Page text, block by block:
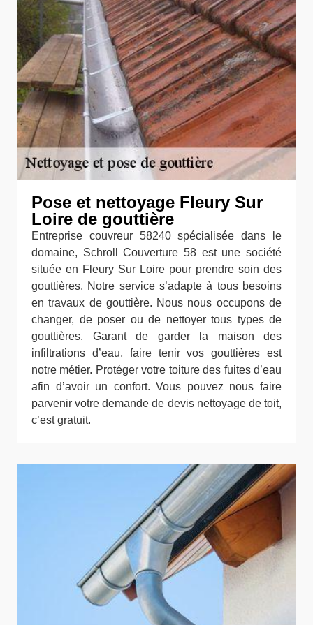
Pose et nettoyage Fleury Sur
Loire de gouttière
Entreprise couvreur 58240 spécialisée dans le
domaine, Schroll Couverture 58 est une société
située en Fleury Sur Loire pour prendre soin des
gouttières. Notre service s’adapte à tous besoins
en travaux de gouttière. Nous nous occupons de
changer, de poser ou de nettoyer tous types de
gouttières. Garant de garder la maison des
infiltrations d’eau, faire tenir vos gouttières est
notre métier. Protéger votre toiture des fuites d’eau
afin d’avoir un confort. Vous pouvez nous faire
parvenir votre demande de devis nettoyage de toit,
c’est gratuit.